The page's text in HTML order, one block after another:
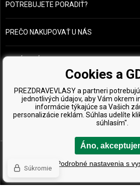
POTREBUJETE PORADIŤ?
Odpovieme do 24
PREČO NAKUPOVAŤ U NÁS
Obchodní podmínky
Ochrana osobních
Přehled plateb a
OBĽÚBENÉ ODKAZY
Náš příběh
Blog
Kadeřnická poradna
Vzorky zdarma
TOP ZNAČKY
Ecru New York
Kérastase
O&M
Paul Mitchell
Wella
Cookies a
PREZDRAVEVLASY a partneri
jednotlivých údajov, aby Vám okrem
informácie týkajúce sa Vašich
personalizácie reklám. Súhlas udelíte
súhlasím".
Áno,
Podrobné nastavenia s
Súkromie